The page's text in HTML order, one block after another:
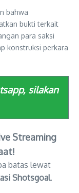
bahwa
bukti terkait
para saksi
konstruksi perkara
silakan
Streaming
batas lewat
Shotsgoal.